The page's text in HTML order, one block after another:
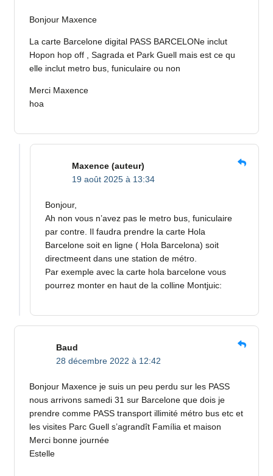
Bonjour Maxence
La carte Barcelone digital PASS BARCELONe inclut
Hopon hop off , Sagrada et Park Guell mais est ce qu
elle inclut metro bus, funiculaire ou non
Merci Maxence
hoa
Maxence (auteur)
19 août 2025 à 13:34
Bonjour,
Ah non vous n’avez pas le metro bus, funiculaire
par contre. Il faudra prendre la carte Hola
Barcelone soit en ligne ( Hola Barcelona) soit
directmeent dans une station de métro.
Par exemple avec la carte hola barcelone vous
pourrez monter en haut de la colline Montjuic:
Baud
28 décembre 2022 à 12:42
Bonjour Maxence je suis un peu perdu sur les PASS
nous arrivons samedi 31 sur Barcelone que dois je
prendre comme PASS transport illimité métro bus etc et
les visites Parc Guell s’agrandît Família et maison
Merci bonne journée
Estelle